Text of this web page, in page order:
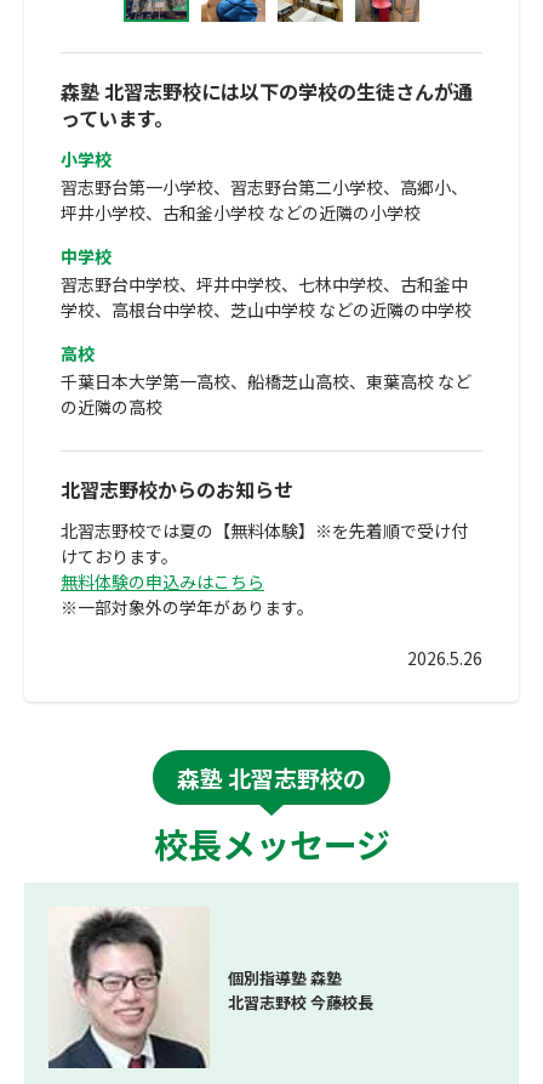
森塾 北習志野校には以下の学校の生徒さんが通
っています。
小学校
習志野台第一小学校、習志野台第二小学校、高郷小、
坪井小学校、古和釜小学校 などの近隣の小学校
中学校
習志野台中学校、坪井中学校、七林中学校、古和釜中
学校、高根台中学校、芝山中学校 などの近隣の中学校
高校
千葉日本大学第一高校、船橋芝山高校、東葉高校 など
の近隣の高校
北習志野校からのお知らせ
北習志野校では夏の【無料体験】※を先着順で受け付
けております。
無料体験の申込みはこちら
※一部対象外の学年があります。
2026.5.26
森塾 北習志野校の
校長メッセージ
個別指導塾 森塾
北習志野校 今藤校長